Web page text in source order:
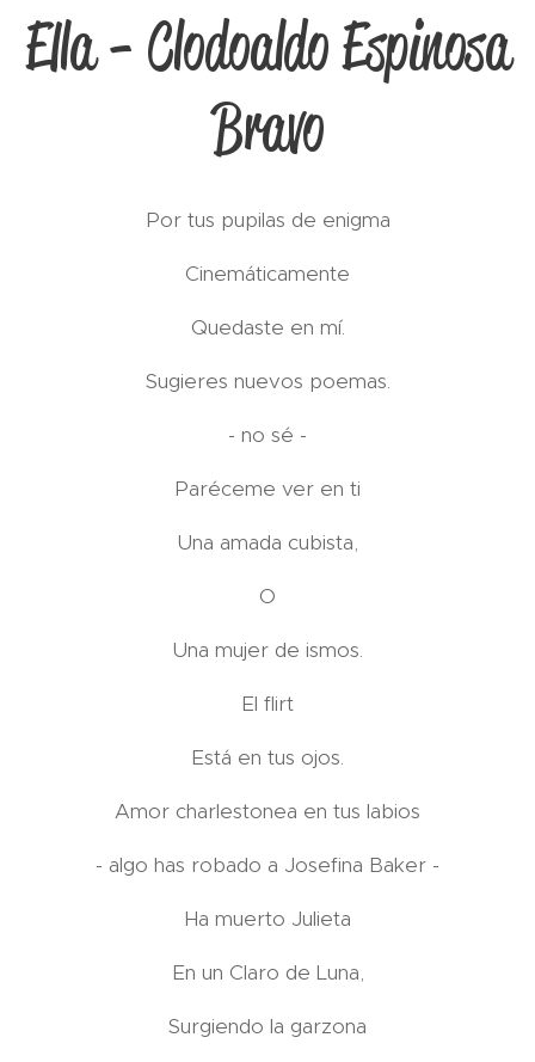
Ella - Clodoaldo Espinosa
Bravo
Por tus pupilas de enigma
Cinemáticamente
Quedaste en mí.
Sugieres nuevos poemas.
- no sé -
Paréceme ver en ti
Una amada cubista,
O
Una mujer de ismos.
El flirt
Está en tus ojos.
Amor charlestonea en tus labios
- algo has robado a Josefina Baker -
Ha muerto Julieta
En un Claro de Luna,
Surgiendo la garzona